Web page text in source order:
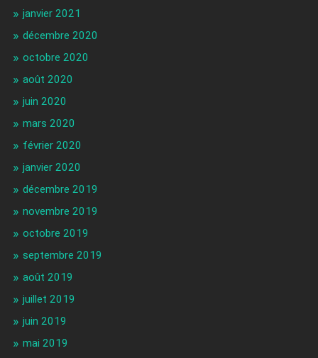
janvier 2021
décembre 2020
octobre 2020
août 2020
juin 2020
mars 2020
février 2020
janvier 2020
décembre 2019
novembre 2019
octobre 2019
septembre 2019
août 2019
juillet 2019
juin 2019
mai 2019